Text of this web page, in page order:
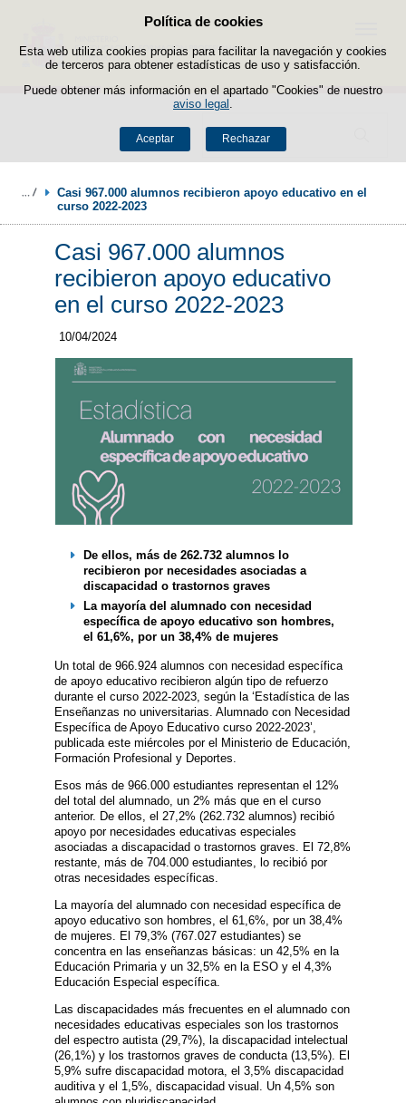
Política de cookies
Esta web utiliza cookies propias para facilitar la navegación y cookies
de terceros para obtener estadísticas de uso y satisfacción.
Puede obtener más información en el apartado "Cookies" de nuestro
aviso legal
Aceptar Rechazar
Saltar al contenido
Buscador
Menú
Casi 967.000 alumnos recibieron apoyo educativo en el
curso 2022-2023
Casi 967.000 alumnos
recibieron apoyo educativo
en el curso 2022-2023
10/04/2024
De ellos, más de 262.732 alumnos lo
recibieron por necesidades asociadas a
discapacidad o trastornos graves
La mayoría del alumnado con necesidad
específica de apoyo educativo son hombres,
el 61,6%, por un 38,4% de mujeres
Un total de 966.924 alumnos con necesidad específica
de apoyo educativo recibieron algún tipo de refuerzo
durante el curso 2022-2023, según la ‘Estadística de las
Enseñanzas no universitarias. Alumnado con Necesidad
Específica de Apoyo Educativo curso 2022-2023’,
publicada este miércoles por el Ministerio de Educación,
Formación Profesional y Deportes.
Esos más de 966.000 estudiantes representan el 12%
del total del alumnado, un 2% más que en el curso
anterior. De ellos, el 27,2% (262.732 alumnos) recibió
apoyo por necesidades educativas especiales
asociadas a discapacidad o trastornos graves. El 72,8%
restante, más de 704.000 estudiantes, lo recibió por
otras necesidades específicas.
La mayoría del alumnado con necesidad específica de
apoyo educativo son hombres, el 61,6%, por un 38,4%
de mujeres. El 79,3% (767.027 estudiantes) se
concentra en las enseñanzas básicas: un 42,5% en la
Educación Primaria y un 32,5% en la ESO y el 4,3%
Educación Especial específica.
Las discapacidades más frecuentes en el alumnado con
necesidades educativas especiales son los trastornos
del espectro autista (29,7%), la discapacidad intelectual
(26,1%) y los trastornos graves de conducta (13,5%). El
5,9% sufre discapacidad motora, el 3,5% discapacidad
auditiva y el 1,5%, discapacidad visual. Un 4,5% son